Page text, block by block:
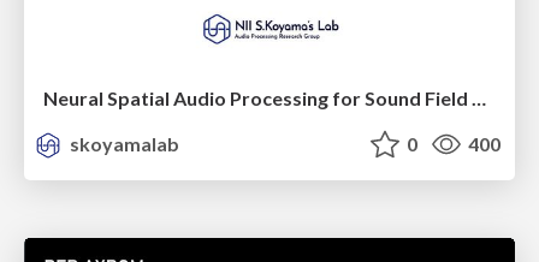
Neural Spatial Audio Processing for Sound Field Analysis and Control
skoyamalab
0 400